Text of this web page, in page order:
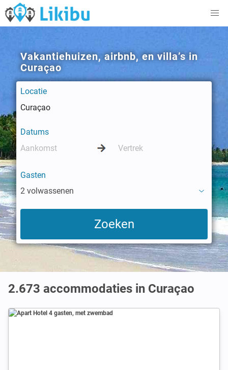
Vakantiehuizen, airbnb, en villa’s in
Curaçao
Locatie
Datums
Gasten
2 volwassenen
2.673 accommodaties in Curaçao